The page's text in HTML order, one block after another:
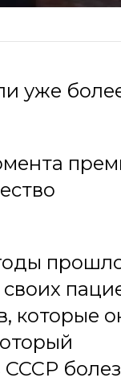
уже
которые
СССР